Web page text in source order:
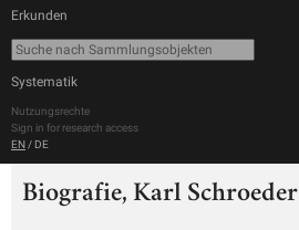
Erkunden
Systematik
Nutzungsrechte
Sign in for research access
EN / DE
Biografie, Karl Schroeder